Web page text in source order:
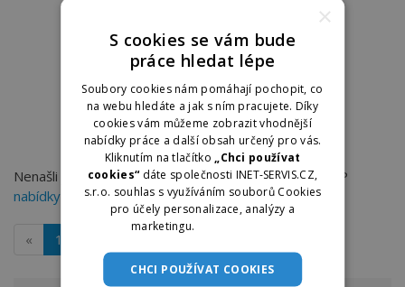
Nenašli jste práci, kterou hledáte? Můžete zkusit TOP
nabídky práce v Ostravě na dobraprace.cz
« 1
×
S cookies se vám bude
práce hledat lépe
Soubory cookies nám pomáhají pochopit, co
na webu hledáte a jak s ním pracujete. Díky
cookies vám můžeme zobrazit vhodnější
nabídky práce a další obsah určený pro vás.
Kliknutím na tlačítko„Chci používat
cookies“ dáte společnosti INET-SERVIS.CZ,
s.r.o. souhlas s využíváním souborů Cookies
pro účely personalizace, analýzy a
marketingu.
CHCI POUŽÍVAT COOKIES